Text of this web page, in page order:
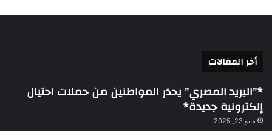
أخر المقالات
*”البريد المصري” يحذر المواطنين من حملات احتيال
إلكترونية جديدة*
مايو 23, 2025